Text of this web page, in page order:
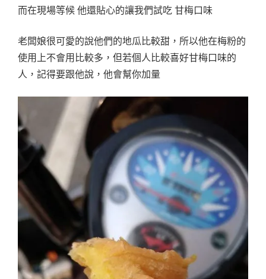
而在現場等候 他還貼心的讓我們試吃 甘梅口味
老闆娘很可愛的說他們的地瓜比較甜，所以他在梅粉的
使用上不會用比較多，但若個人比較喜好甘梅口味的
人，記得要跟他說，他會幫你加量